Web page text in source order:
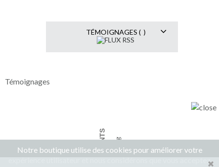
TÉMOIGNAGES ( )
Témoignages
AVIS CLIENTS
Notre boutique utilise des cookies pour améliorer votre
expérience utilisateur et nous considérons que vous acceptez